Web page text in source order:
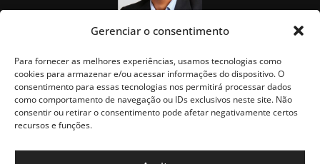
Gerenciar o consentimento
Para fornecer as melhores experiências, usamos tecnologias como
cookies para armazenar e/ou acessar informações do dispositivo. O
consentimento para essas tecnologias nos permitirá processar dados
como comportamento de navegação ou IDs exclusivos neste site. Não
consentir ou retirar o consentimento pode afetar negativamente certos
recursos e funções.